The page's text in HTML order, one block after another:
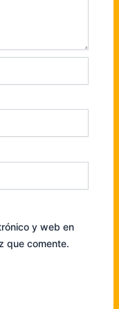
y web en
que comente.